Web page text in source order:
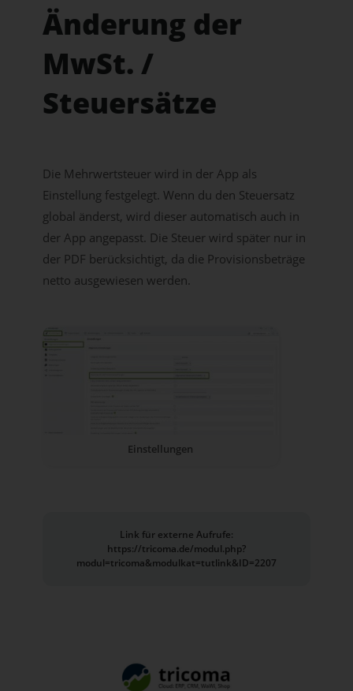
Änderung der
MwSt. /
Steuersätze
Die Mehrwertsteuer wird in der App als
Einstellung festgelegt. Wenn du den Steuersatz
global änderst, wird dieser automatisch auch in
der App angepasst. Die Steuer wird später nur in
der PDF berücksichtigt, da die Provisionsbeträge
netto ausgewiesen werden.
Einstellungen
Link für externe Aufrufe:
https://tricoma.de/modul.php?
modul=tricoma&modulkat=tutlink&ID=2207